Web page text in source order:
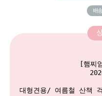
배
[햄찌
대형견용/ 여름철 산책